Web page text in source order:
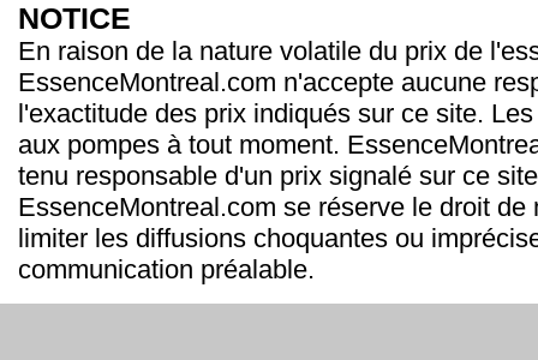
NOTICE
En raison de la nature volatile du prix de
EssenceMontreal.com n'accepte aucune
l'exactitude des prix indiqués sur ce site.
aux pompes à tout moment.
tenu responsable d'un prix signalé sur ce
EssenceMontreal.com se réserve le droit de
limiter les diffusions choquantes ou
communication préalable.